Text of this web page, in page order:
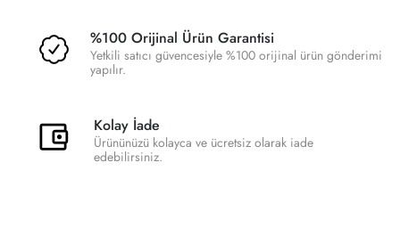
%100 Orijinal Ürün Garantisi
Yetkili satıcı güvencesiyle %100 orijinal ürün gönderimi
yapılır.
Kolay İade
Ürününüzü kolayca ve ücretsiz olarak iade
edebilirsiniz.